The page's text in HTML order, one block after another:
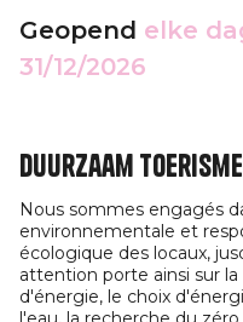
Geopend elke
31/12/2026
Duurzaam toerisme
Nous sommes engagés
environnementale et
écologique des locaux,
attention porte ainsi sur
d'énergie, le choix